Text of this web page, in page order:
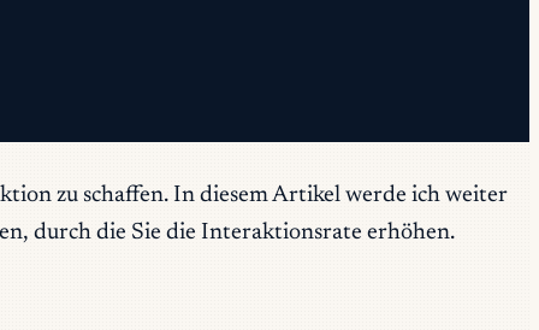
zu schaffen. In diesem Artikel werde ich weiter
durch die Sie die Interaktionsrate erhöhen.